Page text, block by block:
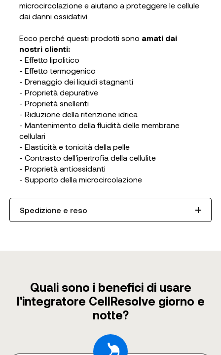
microcircolazione e aiutano a proteggere le cellule
dai danni ossidativi.
Ecco perché questi prodotti sono amati dai
nostri clienti:
- Effetto lipolitico
- Effetto termogenico
- Drenaggio dei liquidi stagnanti
- Proprietà depurative
- Proprietà snellenti
- Riduzione della ritenzione idrica
- Mantenimento della fluidità delle membrane
cellulari
- Elasticità e tonicità della pelle
- Contrasto dell'ipertrofia della cellulite
- Proprietà antiossidanti
- Supporto della microcircolazione
Spedizione e reso
Quali sono i benefici di usare
l'integratore CellResolve giorno e
notte?